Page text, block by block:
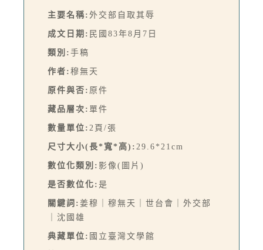
主要名稱: 外交部自取其辱
成文日期: 民國83年8月7日
類別: 手稿
作者: 穆無天
原件與否: 原件
藏品層次: 單件
數量單位: 2頁/張
尺寸大小(長*寬*高): 29.6*21cm
數位化類別: 影像(圖片)
是否數位化: 是
關鍵詞: 姜穆｜穆無天｜世台會｜外交部
｜沈國雄
典藏單位: 國立臺灣文學館